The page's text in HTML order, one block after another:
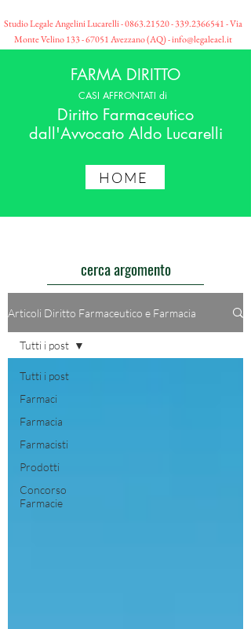
Studio Legale Angelini Lucarelli -0863.21520 - 339.2366541 - Via
Monte Velino133 - 67051Avezzano (AQ) -info@legaleael.it
FARMA DIRITTO
CASI AFFRONTATI di
Diritto Farmaceutico
dall'Avvocato Aldo Lucarelli
HOME
cerca argomento
Articoli Diritto Farmaceutico e Farmacia
Tutti i post
Farmaci
Farmacia
Farmacisti
Prodotti
Concorso
Farmacie
Tutti i post